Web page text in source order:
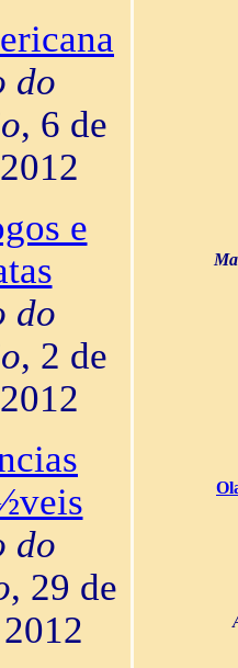
do
, 6 de
e
do
, 2 de
do
, 29 de